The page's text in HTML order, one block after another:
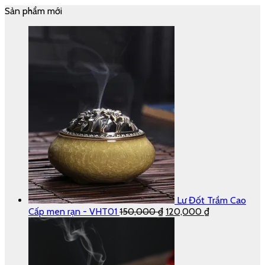
Sản phẩm mới
Lư Đốt Trầm Cao
Cấp men rạn - VHT01 150,000₫ 120,000 ₫